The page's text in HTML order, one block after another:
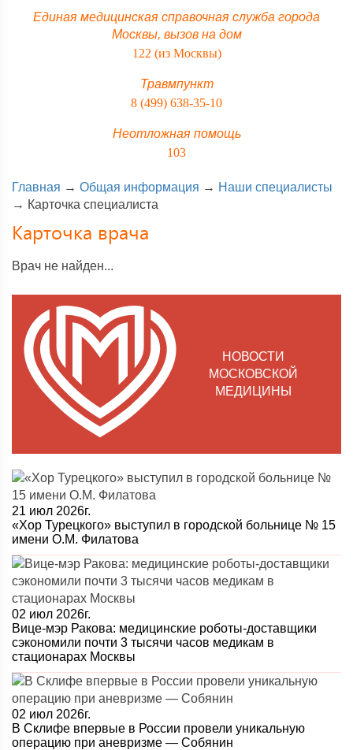
Единая медицинская справочная служба города
Москвы, вызов на дом
122 (из Москвы)
Травмпункт
8 (499) 638-35-10
Неотложная помощь
103
Главная → Общая информация → Наши специалисты
→ Карточка специалиста
Карточка врача
Врач не найден...
НОВОСТИ
МОСКОВСКОЙ
МЕДИЦИНЫ
21 июл 2026г.
«Хор Турецкого» выступил в городской больнице № 15
имени О.М. Филатова
02 июл 2026г.
Вице-мэр Ракова: медицинские роботы-доставщики
сэкономили почти 3 тысячи часов медикам в
стационарах Москвы
02 июл 2026г.
В Склифе впервые в России провели уникальную
операцию при аневризме — Собянин